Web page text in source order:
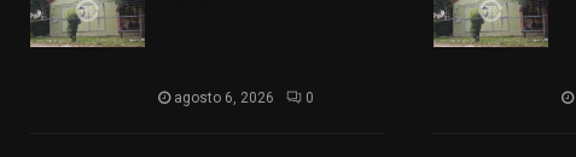
agosto 6, 2026 0